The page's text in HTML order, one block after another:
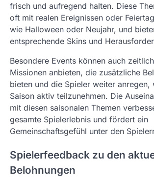
frisch und aufregend halten. Diese
oft mit realen Ereignissen oder
wie Halloween oder Neujahr, und
entsprechende Skins und
Besondere Events können auch
Missionen anbieten, die zusätzliche
bieten und die Spieler weiter anregen,
Saison aktiv teilzunehmen. Die
mit diesen saisonalen Themen
gesamte Spielerlebnis und fördert ein
Gemeinschaftsgefühl unter den
Spielerfeedback zu den
Belohnungen